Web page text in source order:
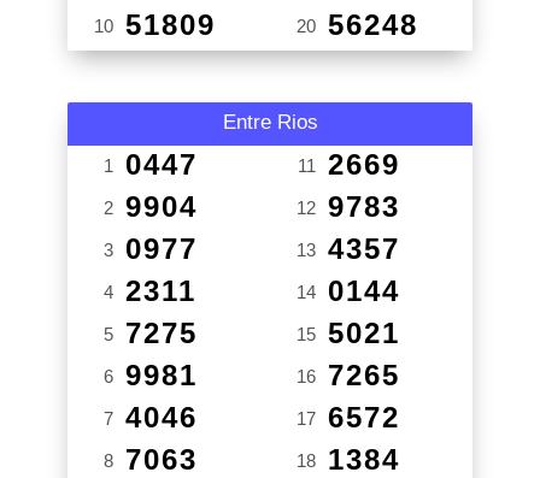
10 51809 20 56248
Entre Rios
1 0447
2 9904
3 0977
4 2311
5 7275
6 9981
7 4046
8 7063
11 2669
12 9783
13 4357
14 0144
15 5021
16 7265
17 6572
18 1384